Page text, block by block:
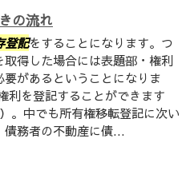
の流れ
登記をすることになります。つ
得した場合には表題部・権利
があるということになりま
利を登記することができます
。中でも所有権移転登記に次い
債務者の不動産に債...